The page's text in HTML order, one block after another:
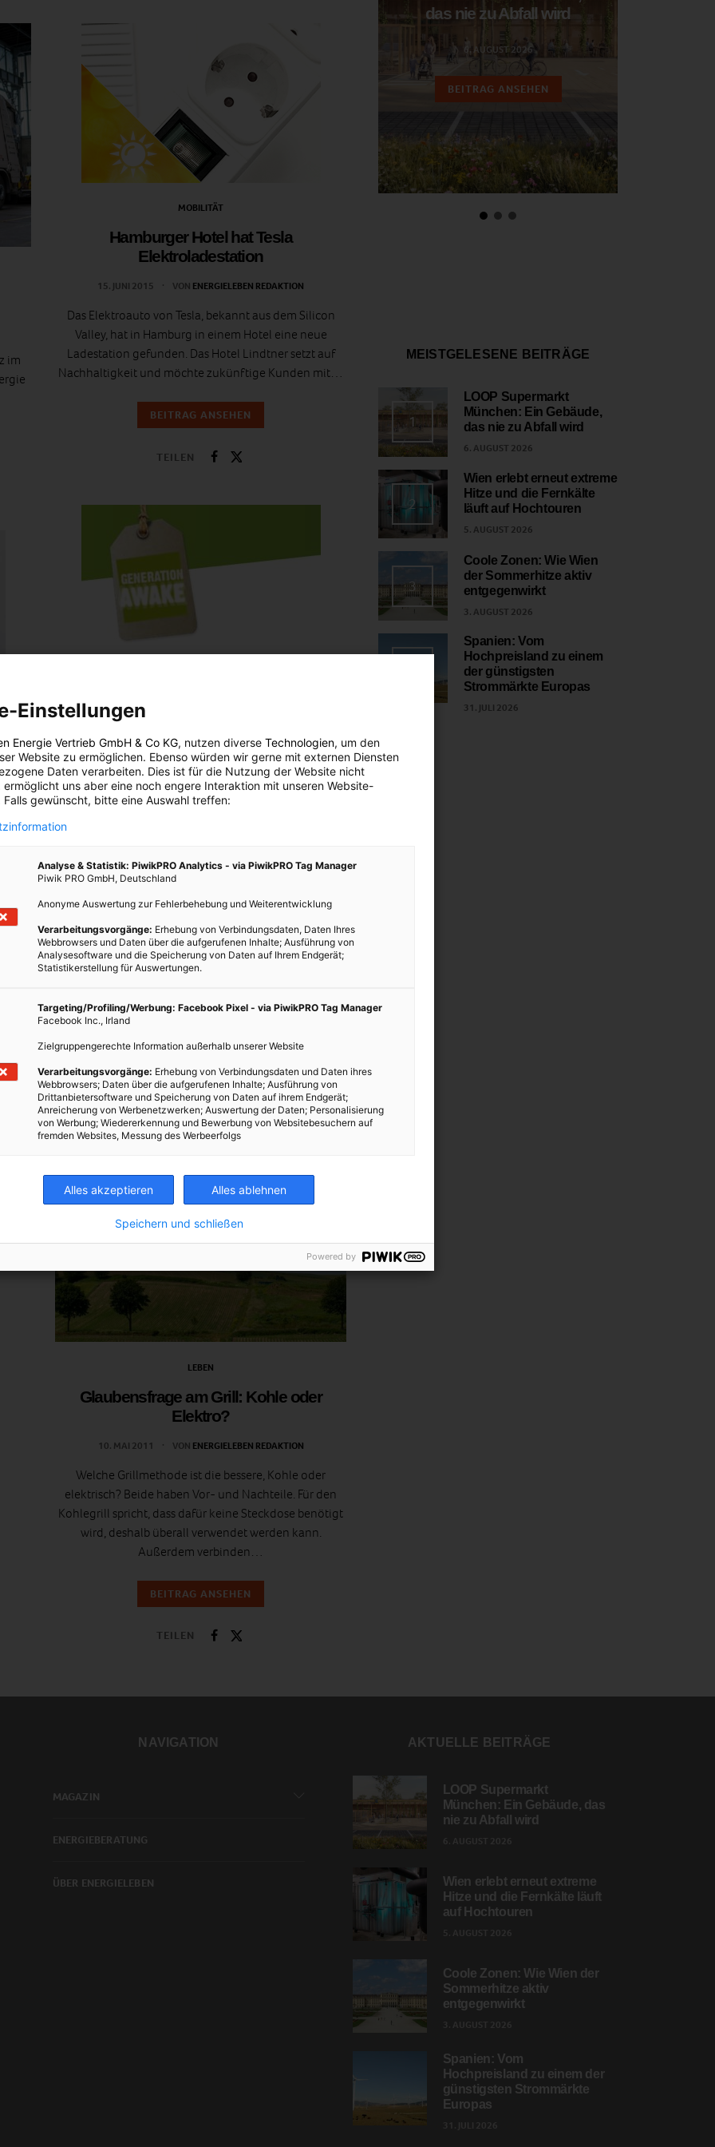
im
wir
MOBILITÄT
Hamburger Hotel hat Tesla
Elektroladestation
15. JUNI 2015 VON ENERGIELEBEN REDAKTION
Das Elektroauto von Tesla, bekannt aus dem Silicon
Valley, hat in Hamburg in einem Hotel eine neue
Ladestation gefunden. Das Hotel Lindtner setzt auf
Nachhaltigkeit und möchte zukünftige Kunden mit…
BEITRAG ANSEHEN
TEILEN
Generation Awake: Schwerpunkt
Abfallmanagement
18. FEBRUAR 2015 VONBIOBELLA STRANZL
Natürliche Ressourcen sparen und so Umwelt als auch
BEITRAG ANSEHEN
TEILEN
LEBEN
Glaubensfrage am Grill: Kohle oder
Elektro?
10. MAI 2011 VON ENERGIELEBEN REDAKTION
Welche Grillmethode ist die bessere, Kohle oder
elektrisch? Beide haben Vor- und Nachteile. Für den
Kohlegrill spricht, dass dafür keine Steckdose benötigt
wird, deshalb überall verwendet werden kann.
Außerdem verbinden…
BEITRAG ANSEHEN
TEILEN
das nie zu Abfall wird
6. AUGUST 2026
BEITRAG ANSEHEN
MEISTGELESENE BEITRÄGE
1
LOOP Supermarkt
München: Ein Gebäude,
das nie zu Abfall wird
6. AUGUST 2026
2
Wien erlebt erneut extreme
Hitze und die Fernkälte
läuft auf Hochtouren
5. AUGUST 2026
3
Coole Zonen: Wie Wien
der Sommerhitze aktiv
entgegenwirkt
3. AUGUST 2026
Spanien: Vom
Hochpreisland zu einem
der günstigsten
Strommärkte Europas
31. JULI 2026
NAVIGATION
MAGAZIN
ENERGIEBERATUNG
ÜBER ENERGIELEBEN
AKTUELLE BEITRÄGE
LOOP Supermarkt
München: Ein Gebäude, das
nie zu Abfall wird
Wien erlebt erneut extreme
Hitze und die Fernkälte läuft
auf Hochtouren
Coole Zonen: Wie Wien der
Sommerhitze aktiv
entgegenwirkt
Spanien: Vom
Hochpreisland zu einem der
günstigsten Strommärkte
Europas
Einstellungen
Energie Vertrieb GmbH & Co KG, nutzen diverse Technologien, um den
Website zu ermöglichen. Ebenso würden wir gerne mit externen Diensten
Daten verarbeiten. Dies ist für die Nutzung der Website nicht
ermöglicht uns aber eine noch engere Interaktion mit unseren Website-
Falls gewünscht, bitte eine Auswahl treffen:
Analyse & Statistik: PiwikPRO Analytics - via PiwikPRO Tag Manager
Piwik PRO GmbH, Deutschland
Anonyme Auswertung zur Fehlerbehebung und Weiterentwicklung
Verarbeitungsvorgänge: Erhebung von Verbindungsdaten, Daten Ihres
Webbrowsers und Daten über die aufgerufenen Inhalte; Ausführung von
Analysesoftware und die Speicherung von Daten auf Ihrem Endgerät;
Statistikerstellung für Auswertungen.
Targeting/Profiling/Werbung: Facebook Pixel - via PiwikPRO Tag Manager
Facebook Inc., Irland
Zielgruppengerechte Information außerhalb unserer Website
Verarbeitungsvorgänge: Erhebung von Verbindungsdaten und Daten ihres
Webbrowsers; Daten über die aufgerufenen Inhalte; Ausführung von
Drittanbietersoftware und Speicherung von Daten auf ihrem Endgerät;
Anreicherung von Werbenetzwerken; Auswertung der Daten; Personalisierung
von Werbung; Wiedererkennung und Bewerbung von Websitebesuchern auf
fremden Websites, Messung des Werbeerfolgs
Alles akzeptieren Alles ablehnen
Speichern und schließen
Powered by